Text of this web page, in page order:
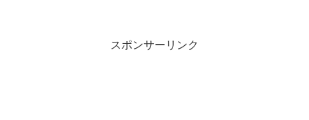
スポンサーリンク